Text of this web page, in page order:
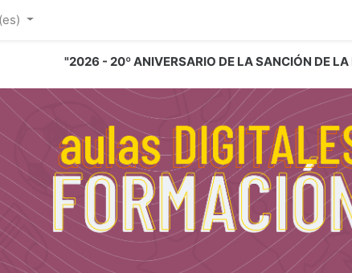
"2026 - 20º ANIVERSARIO DE LA SANCIÓN DE